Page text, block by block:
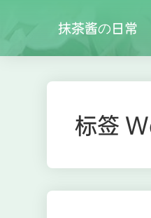
抹茶酱の日常
标签